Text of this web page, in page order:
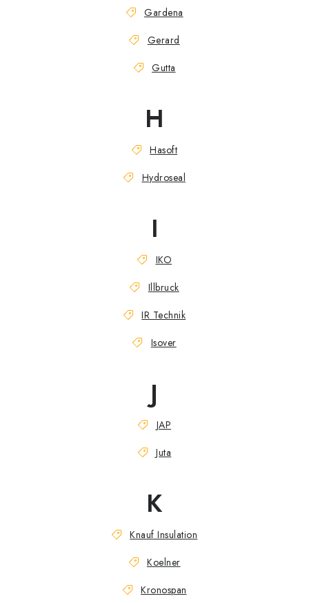
Gardena
Gerard
Gutta
H
Hasoft
Hydroseal
I
IKO
Illbruck
IR Technik
Isover
J
JAP
Juta
K
Knauf Insulation
Koelner
Kronospan